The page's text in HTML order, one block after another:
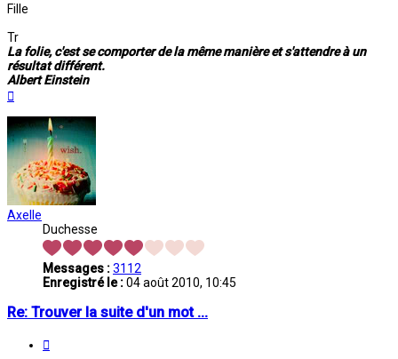
Fille
Tr
La folie, c'est se comporter de la même manière et s'attendre à un
résultat différent.
Albert Einstein
Axelle
Duchesse
Messages :3112
Enregistré le :04 août 2010, 10:45
Re: Trouver la suite d'un mot ...